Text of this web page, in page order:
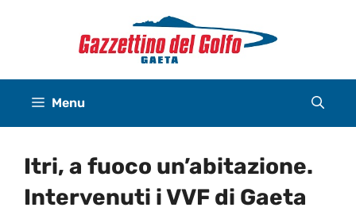
Menu
Itri, a fuoco un’abitazione.
Intervenuti i VVF di Gaeta